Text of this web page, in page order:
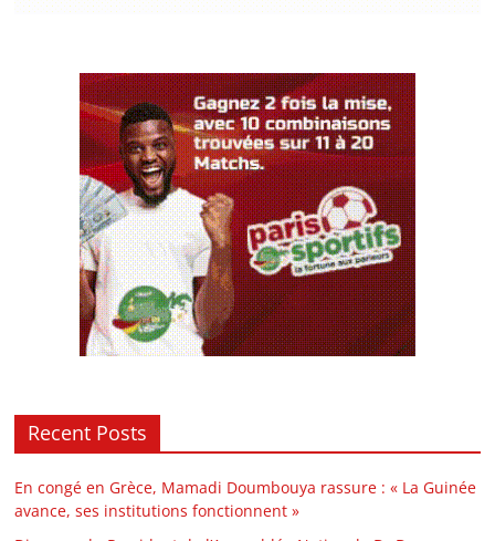
Recent Posts
En congé en Grèce, Mamadi Doumbouya rassure : « La Guinée
avance, ses institutions fonctionnent »